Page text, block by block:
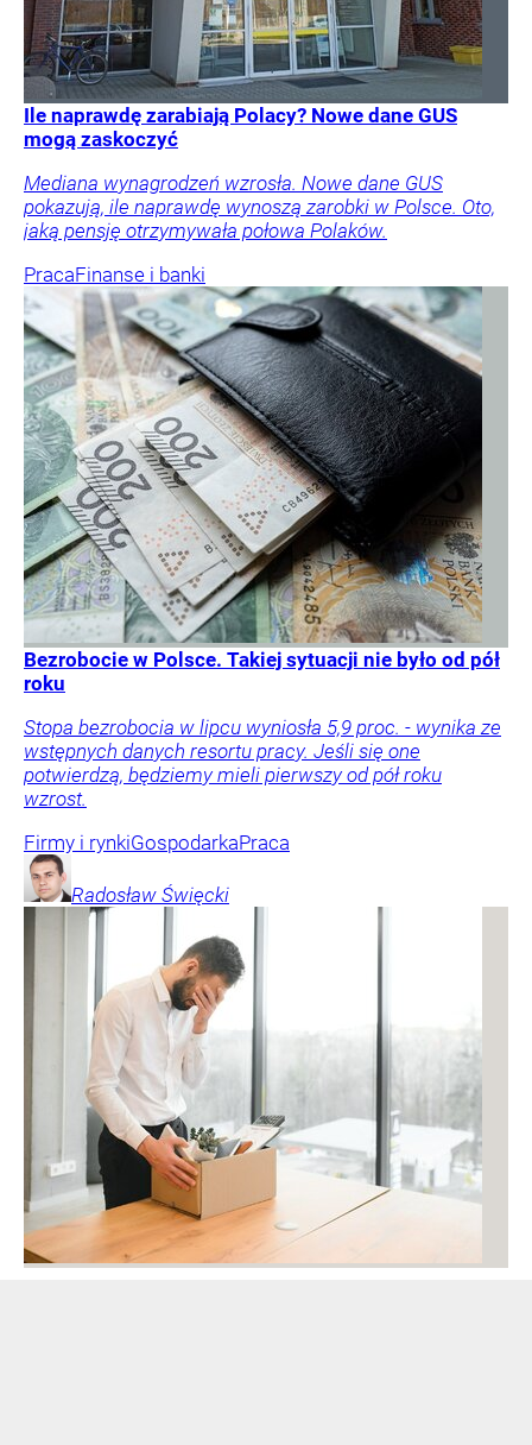
Ile naprawdę zarabiają Polacy? Nowe dane GUS
mogą zaskoczyć
Mediana wynagrodzeń wzrosła. Nowe dane GUS
pokazują, ile naprawdę wynoszą zarobki w Polsce. Oto,
jaką pensję otrzymywała połowa Polaków.
PracaFinanse i banki
Bezrobocie w Polsce. Takiej sytuacji nie było od pół
roku
Stopa bezrobocia w lipcu wyniosła 5,9 proc. - wynika ze
wstępnych danych resortu pracy. Jeśli się one
potwierdzą, będziemy mieli pierwszy od pół roku
wzrost.
Firmy i rynkiGospodarkaPraca
Radosław Święcki